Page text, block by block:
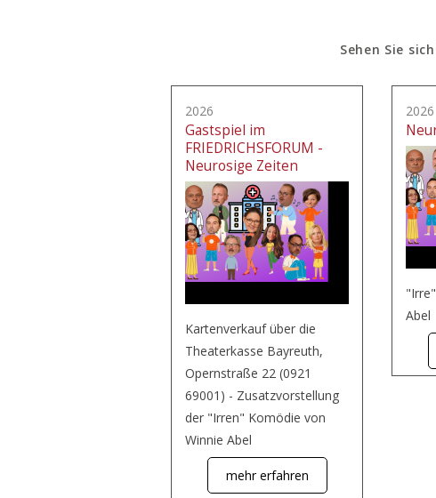
Sehen Sie
2026
Gastspiel im
FRIEDRICHSFORUM -
Neurosige Zeiten
Kartenverkauf über die
Theaterkasse Bayreuth,
Opernstraße 22 (0921
69001) - Zusatzvorstellung
der "Irren" Komödie von
Winnie Abel
mehr erfahren
2026
Abel